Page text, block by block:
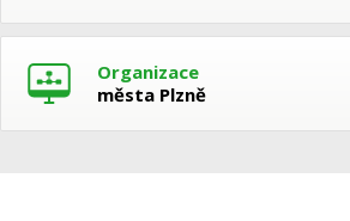
Organizace
města Plzně